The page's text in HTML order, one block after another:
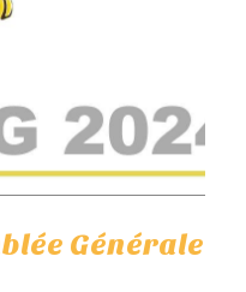
Générale